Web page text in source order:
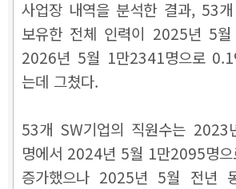
사업장 내역을 분석한 결과, 53
보유한 전체 인력이 2025년 5
2026년 5월 1만2341명으로
는데 그쳤다.
53개 SW기업의 직원수는
명에서 2024년 5월 1만2095명
증가했으나 2025년 5월 전년